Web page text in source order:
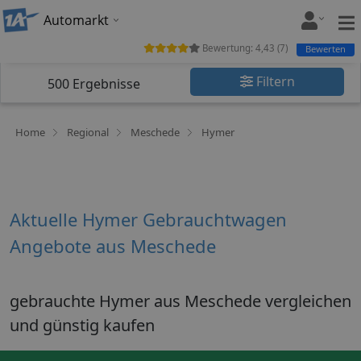
Automarkt
500 Ergebnisse Filtern
Home Regional Meschede Hymer
Bewertung: 4,43 (7) Bewerten
Aktuelle Hymer Gebrauchtwagen
Angebote aus Meschede
gebrauchte Hymer aus Meschede vergleichen
und günstig kaufen